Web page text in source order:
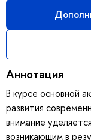
Аннотация
В курсе основной
развития
внимание
возникающим в